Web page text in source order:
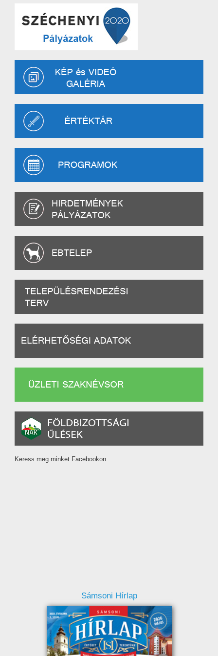
Keress meg minket Facebookon
Sámsoni Hírlap